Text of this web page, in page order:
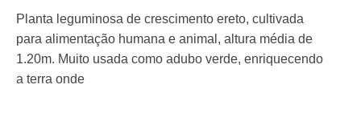
Planta leguminosa de crescimento ereto, cultivada
para alimentação humana e animal, altura média de
1.20m. Muito usada como adubo verde, enriquecendo
a terra onde